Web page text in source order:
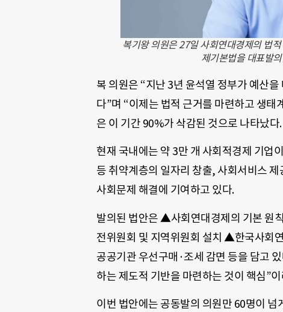
복기왕 의원은 27일 사회연대경제의 법
제기본법을 대표발
복 의원은 “지난 3년 윤석열 정부가 예산
다”며 “이제는 법적 근거를 마련하고 생
은 이 기간 90%가 삭감된 것으로 나타났다.
현재 국내에는 약 3만 개 사회적경제 기업
등 취약계층의 일자리 창출, 사회서비스
사회문제 해결에 기여하고 있다.
발의된 법안은 ▲사회연대경제의 기본 원
전위원회 및 지역위원회 설치 ▲한국사회
공공기관 우선구매·조세 감면 등을 담고
하는 제도적 기반을 마련하는 것이 핵심”
이번 법안에는 공동발의 의원만 60명이